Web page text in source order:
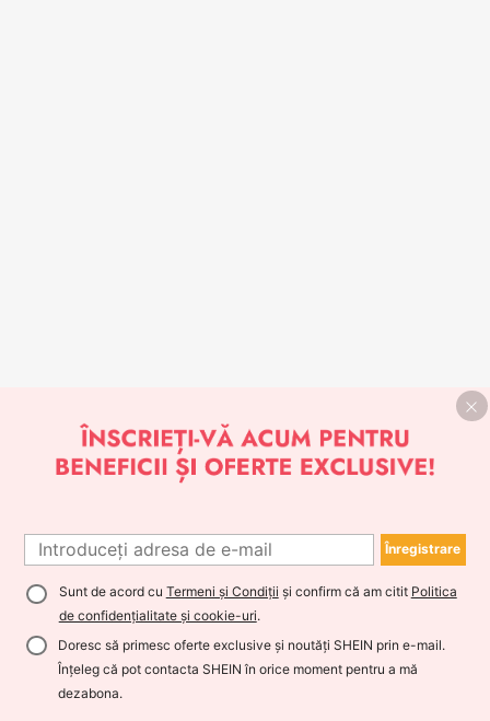
Înregistrare
Sunt de acord cu Termeni și Condiții și confirm că am citit Politica
de confidențialitate și cookie-uri.
Doresc să primesc oferte exclusive și noutăți SHEIN prin e-mail.
Înțeleg că pot contacta SHEIN în orice moment pentru a mă
dezabona.